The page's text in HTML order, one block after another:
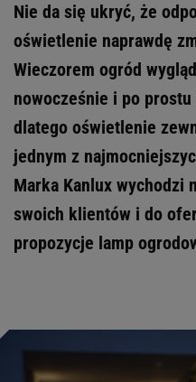
Nie da się ukryć, że
oświetlenie naprawdę
Wieczorem ogród
nowocześnie i po prostu
dlatego oświetlenie
jednym z
Marka Kanlux wychodzi
swoich klientów i do
propozycje lamp